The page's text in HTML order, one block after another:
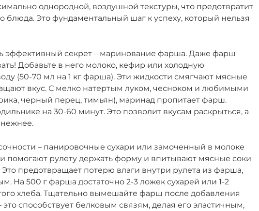
однородной, воздушной текстуры, что предотвратит
блюда. Это фундаментальный шаг к успеху, который нельзя
эффективный секрет – маринование фарша. Даже фарш
Добавьте в него молоко, кефир или холодную
(50-70 мл на 1 кг фарша). Эти жидкости смягчают мясные
вкус. С мелко натертым луком, чесноком и любимыми
черный перец, тимьян), маринад пропитает фарш.
на 30-60 минут. Это позволит вкусам раскрыться, а
нежнее.
– панировочные сухари или замоченный в молоке
помогают рулету держать форму и впитывают мясные соки
предотвращает потерю влаги внутри рулета из фарша,
На 500 г фарша достаточно 2-3 ложек сухарей или 1-2
хлеба. Тщательно вымешайте фарш после добавления
это способствует белковым связям, делая его эластичным,